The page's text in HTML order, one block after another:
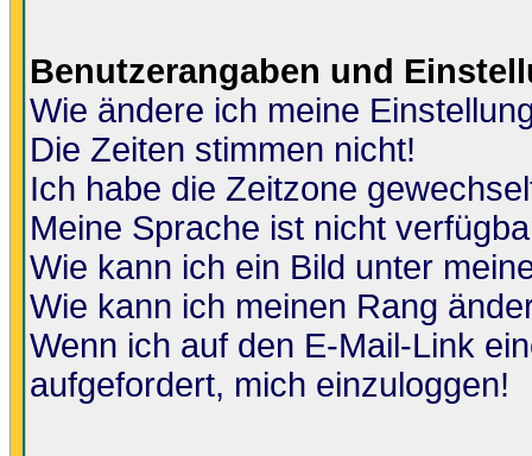
Benutzerangaben und
Wie ändere ich meine
Die Zeiten stimmen nicht!
Ich habe die Zeitzone
Meine Sprache ist nicht
Wie kann ich ein Bild unter
Wie kann ich meinen Rang
Wenn ich auf den E-Mail-Link
aufgefordert, mich einzuloggen!